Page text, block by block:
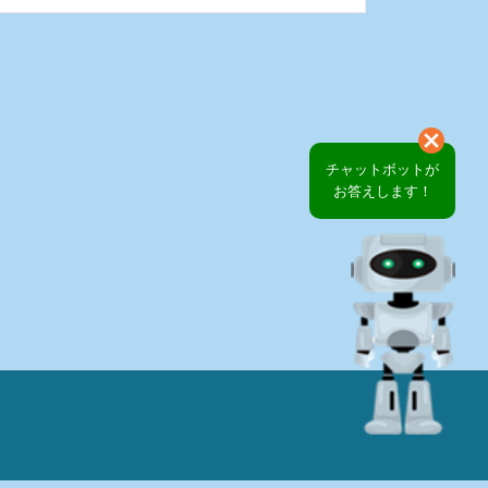
チャットボットが
お答えします！